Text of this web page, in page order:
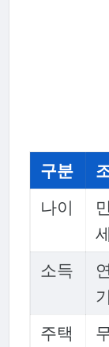
구분
나이
소득
주택